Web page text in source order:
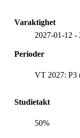
Varaktighet
2027-01-12 -
Perioder
VT 2027: P3
Studietakt
50%